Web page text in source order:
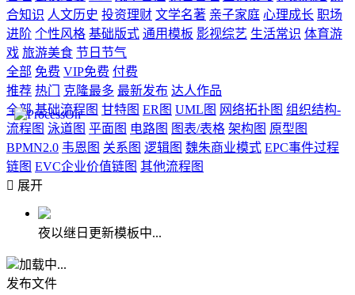
合知识 人文历史 投资理财 文学名著 亲子家庭 心理成长 职场
进阶 个性风格 基础版式 通用模板 影视综艺 生活常识 体育游
戏 旅游美食 节日节气
全部 免费 VIP免费 付费
推荐 热门 克隆最多 最新发布 达人作品
全部 基础流程图 甘特图 ER图 UML图 网络拓扑图 组织结构-
流程图 泳道图 平面图 电路图 图表/表格 架构图 原型图
BPMN2.0 韦恩图 关系图 逻辑图 魏朱商业模式 EPC事件过程
链图 EVC企业价值链图 其他流程图
 展开
夜以继日更新模板中...
加载中...
发布文件